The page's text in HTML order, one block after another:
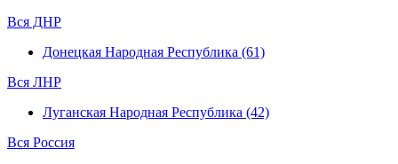
Вся ДНР
Донецкая Народная Республика (61)
Вся ЛНР
Луганская Народная Республика (42)
Вся Россия